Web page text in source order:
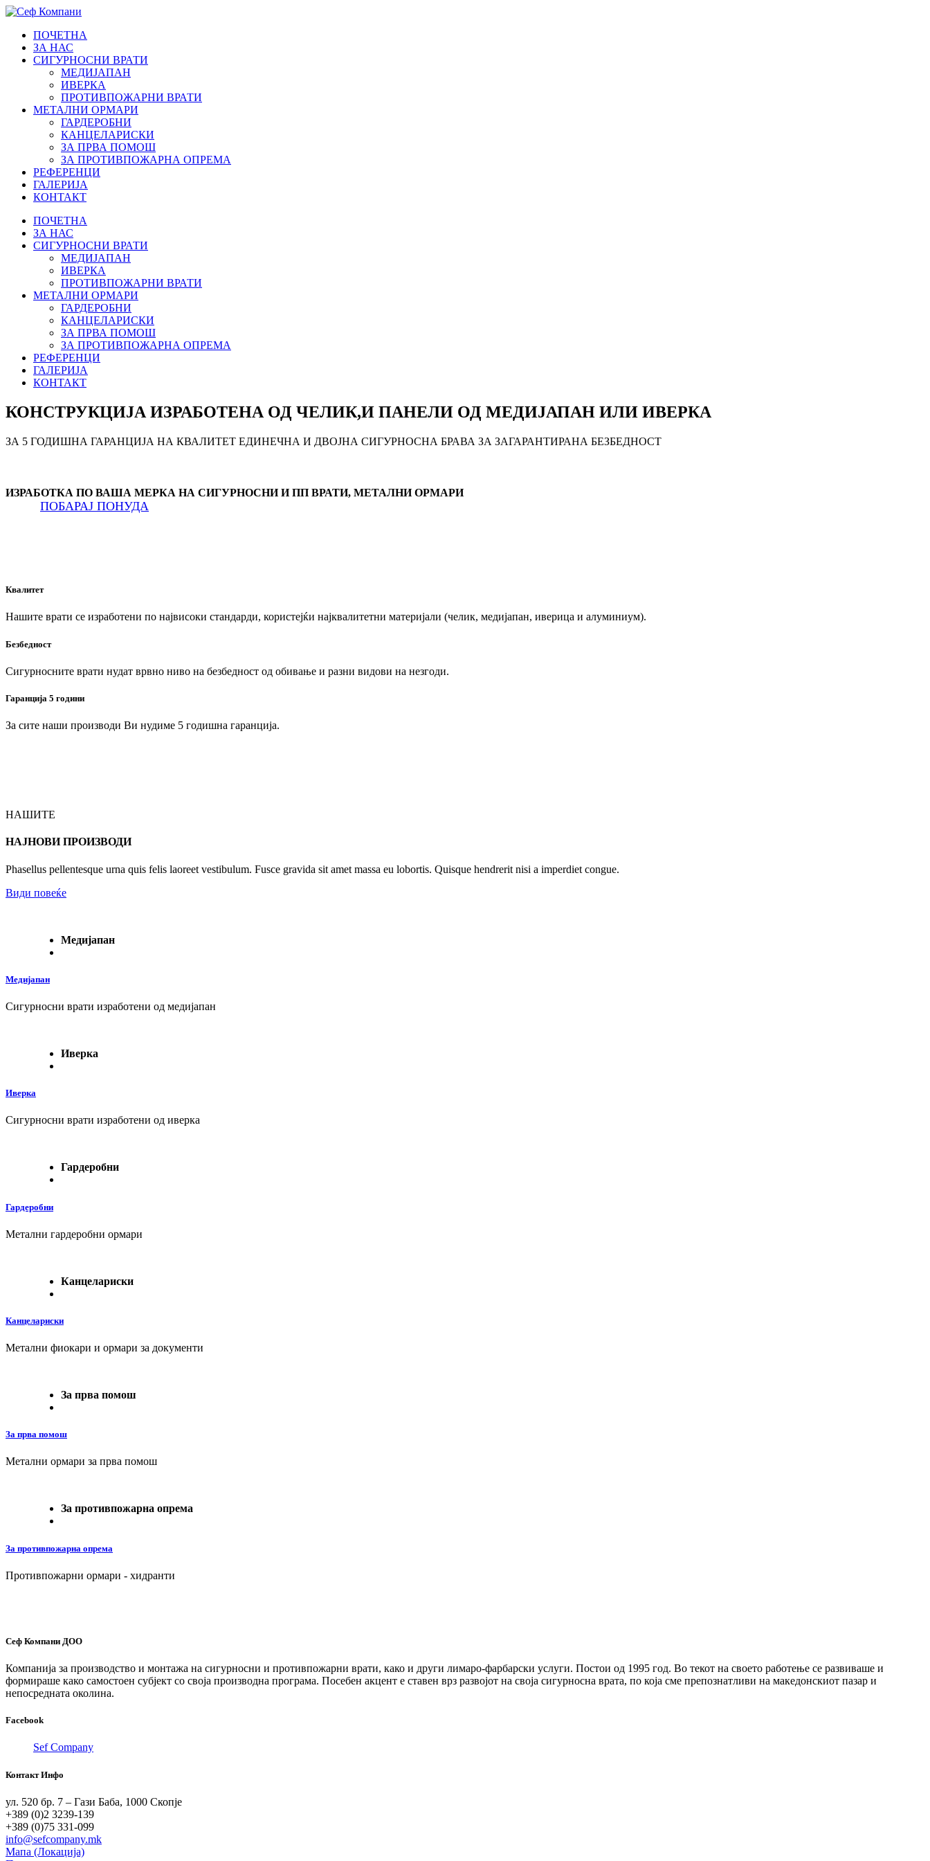
ПОЧЕТНА
ЗА НАС
СИГУРНОСНИ ВРАТИ
МЕДИЈАПАН
ИВЕРКА
ПРОТИВПОЖАРНИ ВРАТИ
МЕТАЛНИ ОРМАРИ
ГАРДЕРОБНИ
КАНЦЕЛАРИСКИ
ЗА ПРВА ПОМОШ
ЗА ПРОТИВПОЖАРНА ОПРЕМА
РЕФЕРЕНЦИ
ГАЛЕРИЈА
КОНТАКТ
ПОЧЕТНА
ЗА НАС
СИГУРНОСНИ ВРАТИ
МЕДИЈАПАН
ИВЕРКА
ПРОТИВПОЖАРНИ ВРАТИ
МЕТАЛНИ ОРМАРИ
ГАРДЕРОБНИ
КАНЦЕЛАРИСКИ
ЗА ПРВА ПОМОШ
ЗА ПРОТИВПОЖАРНА ОПРЕМА
РЕФЕРЕНЦИ
ГАЛЕРИЈА
КОНТАКТ
КОНСТРУКЦИЈА ИЗРАБОТЕНА ОД ЧЕЛИК,И ПАНЕЛИ ОД МЕДИЈАПАН ИЛИ ИВЕРКА
ЗА 5 ГОДИШНА ГАРАНЦИЈА НА КВАЛИТЕТ ЕДИНЕЧНА И ДВОЈНА СИГУРНОСНА БРАВА ЗА ЗАГАРАНТИРАНА БЕЗБЕДНОСТ
ИЗРАБОТКА ПО ВАША МЕРКА НА СИГУРНОСНИ И ПП ВРАТИ, МЕТАЛНИ ОРМАРИ
ПОБАРАЈ ПОНУДА
Квалитет
Нашите врати се изработени по највисоки стандарди, користејќи најквалитетни материјали (челик, медијапан, иверица и алуминиум).
Безбедност
Сигурносните врати нудат врвно ниво на безбедност од обивање и разни видови на незгоди.
Гаранција 5 години
За сите наши производи Ви нудиме 5 годишна гаранција.
НАШИТЕ
НАЈНОВИ ПРОИЗВОДИ
Phasellus pellentesque urna quis felis laoreet vestibulum. Fusce gravida sit amet massa eu lobortis. Quisque hendrerit nisi a imperdiet congue.
Види повеќе
Медијапан
Медијапан
Сигурносни врати изработени од медијапан
Иверка
Иверка
Сигурносни врати изработени од иверка
Гардеробни
Гардеробни
Метални гардеробни ормари
Канцелариски
Канцелариски
Метални фиокари и ормари за документи
За прва помош
За прва помош
Метални ормари за прва помош
За противпожарна опрема
За противпожарна опрема
Противпожарни ормари - хидранти
Сеф Компани ДОО
Компанија за производство и монтажа на сигурносни и противпожарни врати, како и други лимаро-фарбарски услуги. Постои од 1995 год. Во текот на своето работење се развиваше и
формираше како самостоен субјект со своја производна програма. Посебен акцент е ставен врз развојот на своја сигурносна врата, по која сме препознатливи на македонскиот пазар и
непосредната околина.
Facebook
Sef Company
Контакт Инфо
ул. 520 бр. 7 – Гази Баба, 1000 Скопје
+389 (0)2 3239-139
+389 (0)75 331-099
info@sefcompany.mk
Мапа (Локација)